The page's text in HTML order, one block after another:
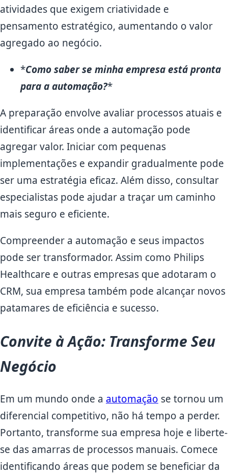
atividades que exigem criatividade e
pensamento estratégico, aumentando o valor
agregado ao negócio.
*Como saber se minha empresa está pronta
para a automação?*
A preparação envolve avaliar processos atuais e
identificar áreas onde a automação pode
agregar valor. Iniciar com pequenas
implementações e expandir gradualmente pode
ser uma estratégia eficaz. Além disso, consultar
especialistas pode ajudar a traçar um caminho
mais seguro e eficiente.
Compreender a automação e seus impactos
pode ser transformador. Assim como Philips
Healthcare e outras empresas que adotaram o
CRM, sua empresa também pode alcançar novos
patamares de eficiência e sucesso.
Convite à Ação: Transforme Seu
Negócio
Em um mundo onde a automação se tornou um
diferencial competitivo, não há tempo a perder.
Portanto, transforme sua empresa hoje e liberte-
se das amarras de processos manuais. Comece
identificando áreas que podem se beneficiar da